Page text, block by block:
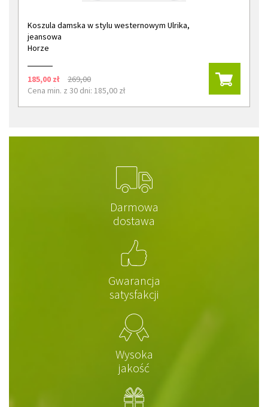
Koszula damska w stylu westernowym Ulrika,
jeansowa
Horze
185,00 zł
269,00
Cena min. z 30 dni: 185,00 zł
Darmowa
dostawa
Gwarancja
satysfakcji
Wysoka
jakość